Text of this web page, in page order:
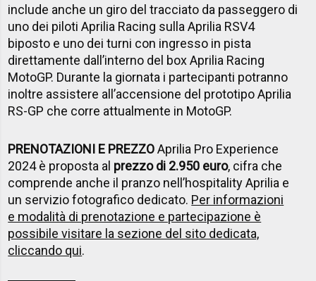
include anche un giro del tracciato da passeggero di
uno dei piloti Aprilia Racing sulla Aprilia RSV4
biposto e uno dei turni con ingresso in pista
direttamente dall’interno del box Aprilia Racing
MotoGP. Durante la giornata i partecipanti potranno
inoltre assistere all’accensione del prototipo Aprilia
RS-GP che corre attualmente in MotoGP.
PRENOTAZIONI E PREZZOAprilia Pro Experience
2024 è proposta al prezzo di 2.950 euro, cifra che
comprende anche il pranzo nell’hospitality Aprilia e
un servizio fotografico dedicato. Per informazioni
e modalità di prenotazione e partecipazione è
possibile visitare la sezione del sito dedicata,
cliccando qui.